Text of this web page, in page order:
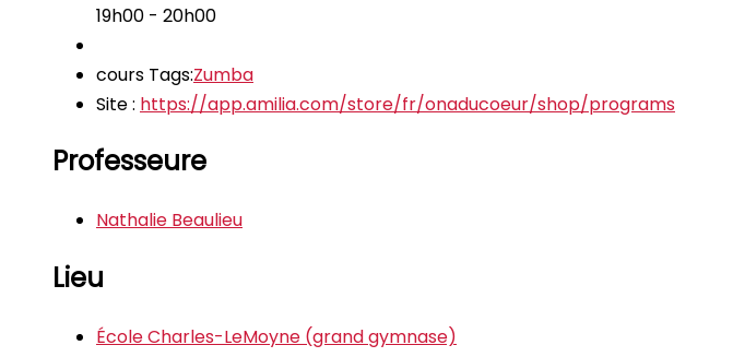
19h00 - 20h00
cours Tags:Zumba
Site : https://app.amilia.com/store/fr/onaducoeur/shop/programs
Professeure
Nathalie Beaulieu
Lieu
École Charles-LeMoyne (grand gymnase)